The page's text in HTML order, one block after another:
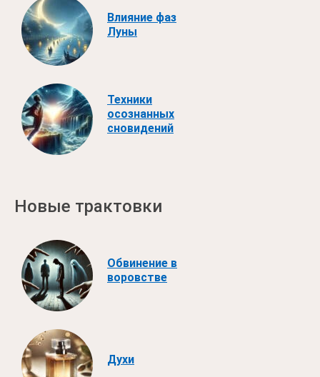
Влияние фаз
Луны
Техники
осознанных
сновидений
Новые трактовки
Обвинение в
воровстве
Духи